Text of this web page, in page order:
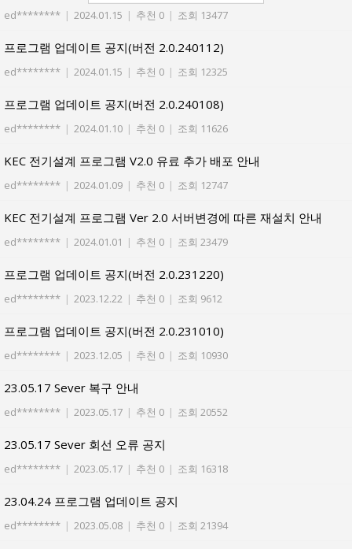
ed******** | 2024.01.15 | 추천 0 | 조회 13477
프로그램 업데이트 공지(버전 2.0.240112)
ed******** | 2024.01.15 | 추천 0 | 조회 12325
프로그램 업데이트 공지(버전 2.0.240108)
ed******** | 2024.01.10 | 추천 0 | 조회 11626
KEC 전기설계 프로그램 V2.0 유료 추가 배포 안내
ed******** | 2024.01.09 | 추천 0 | 조회 12747
KEC 전기설계 프로그램 Ver 2.0 서버변경에 따른 재설치 안내
ed******** | 2024.01.01 | 추천 0 | 조회 23479
프로그램 업데이트 공지(버전 2.0.231220)
ed******** | 2023.12.22 | 추천 0 | 조회 9612
프로그램 업데이트 공지(버전 2.0.231010)
ed******** | 2023.12.05 | 추천 0 | 조회 10930
23.05.17 Sever 복구 안내
ed******** | 2023.05.17 | 추천 0 | 조회 20552
23.05.17 Sever 회선 오류 공지
ed******** | 2023.05.17 | 추천 0 | 조회 16318
23.04.24 프로그램 업데이트 공지
ed******** | 2023.05.08 | 추천 0 | 조회 21394